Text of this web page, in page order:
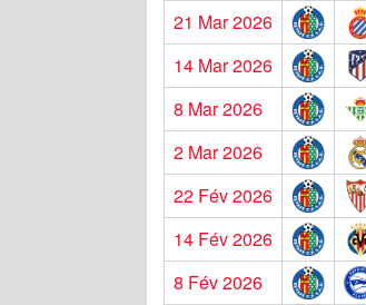
21 Mar 2026
14 Mar 2026
8 Mar 2026
2 Mar 2026
22 Fév 2026
14 Fév 2026
8 Fév 2026